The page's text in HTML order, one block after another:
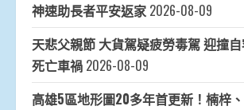
神速助長者平安返家 2026-08-09
天悲父親節 大貨駕疑疲勞毒駕 迎撞
死亡車禍 2026-08-09
高雄5區地形圖20多年首更新！楠梓